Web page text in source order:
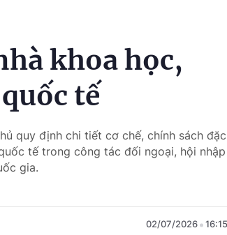
khoa học,
tế
quy định chi tiết cơ chế, chính sách đặc
tế trong công tác đối ngoại, hội nhập
gia.
02/07/2026 16:15